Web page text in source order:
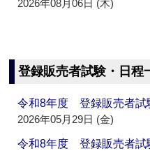
2026年08月06日 (木)
登録販売者試験・日程
令和8年度 登録販売者
2026年05月29日 (金)
令和8年度 登録販売者